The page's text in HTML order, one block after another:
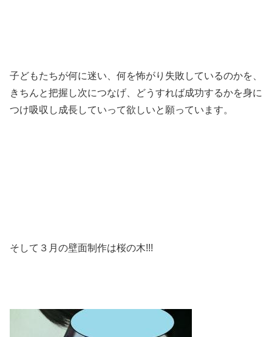
子どもたちが何に迷い、何を怖がり失敗しているのかを、
きちんと把握し次につなげ、どうすれば成功するかを身に
つけ吸収し成長していって欲しいと願っています。
そして３月の壁面制作は桜の木!!!